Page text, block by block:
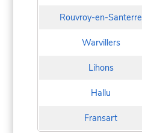
Rouvroy-en-Santerre
Warvillers
Lihons
Hallu
Fransart